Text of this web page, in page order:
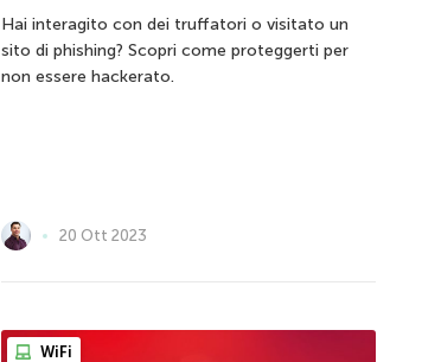
Hai interagito con dei truffatori o visitato un
sito di phishing? Scopri come proteggerti per
non essere hackerato.
20 Ott 2023
WiFi